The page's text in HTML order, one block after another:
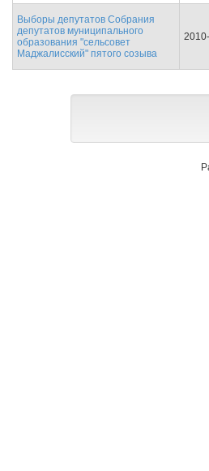
Выборы депутатов Собрания
депутатов муниципального
образования "сельсовет
Маджалисский" пятого созыва